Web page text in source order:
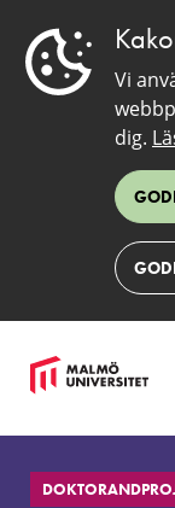
Vi
dig.
Möjliga
framtider